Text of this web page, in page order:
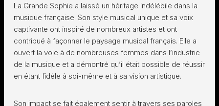
La Grande Sophie a laissé un héritage indélébile dans la
musique française. Son style musical unique et sa voix
captivante ont inspiré de nombreux artistes et ont
contribué à façonner le paysage musical français. Elle a
ouvert la voie à de nombreuses femmes dans l’industrie
de la musique et a démontré qu’il était possible de réussir
en étant fidèle à soi-même et à sa vision artistique.
Son impact se fait également sentir à travers ses paroles